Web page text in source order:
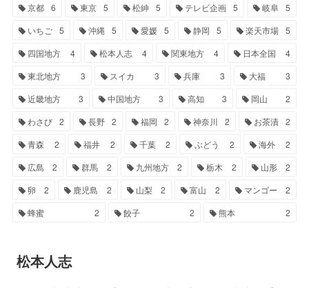
京都 6 東京 5 松紳 5 テレビ企画 5 岐阜 5
いちご 5 沖縄 5 愛媛 5 静岡 5 楽天市場 5
四国地方
4 松本人志 4 関東地方 4 日本全国
4
東北地方
3 スイカ 3 兵庫 3 大福
3
近畿地方
3 中国地方 3 高知 3 岡山
2
わさび 2 長野 2 福岡 2 神奈川 2 お茶漬 2
青森
2 福井 2 千葉 2 ぶどう 2 海外
2
広島
2 群馬 2 九州地方 2 栃木 2 山形
2
卵
2 鹿児島 2 山梨 2 富山 2 マンゴー
2
蜂蜜
2 餃子 2 熊本 2
松本人志